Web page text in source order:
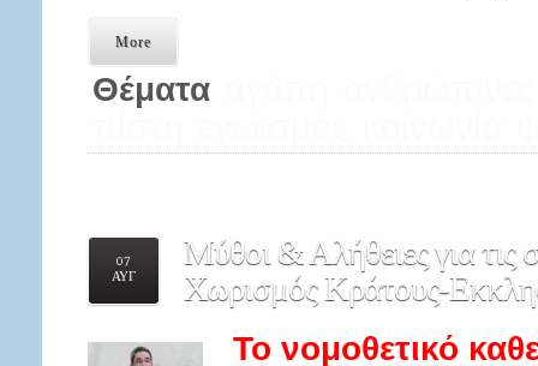
More
Θέματα
07
ΑΥΓ
Μύθοι & Αλήθειες για
Χωρισμός Κράτους-
Το νομοθετικό